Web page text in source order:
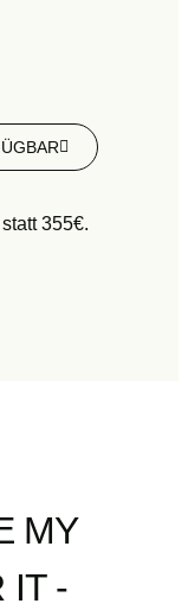
355€.
MY
IT -